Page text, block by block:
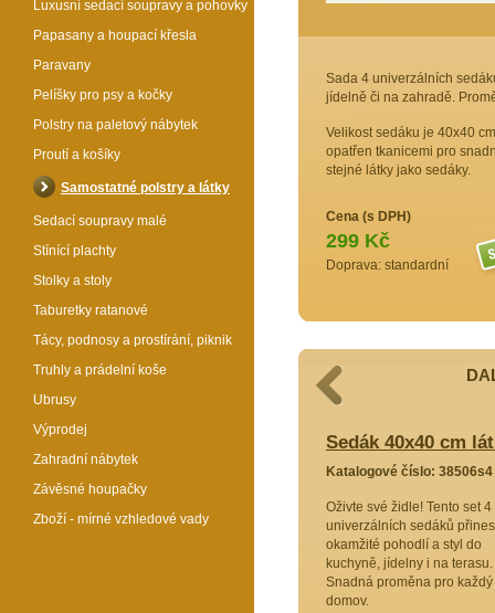
Sada 4 univerzálních
jídelně či na zahradě.
Velikost sedáku je 40x40
opatřen tkanicemi pro
stejné látky jako sedáky.
Cena (s DPH)
299 Kč
Doprava: standardní
látka žlutý melír - set 4 kusy Sedák 40x40 cm
Katalogové číslo: 38506s4
Oživte své židle! Tento set 4
univerzálních sedáků
okamžité pohodlí a styl do
kuchyně, jídelny i na terasu.
Snadná proměna pro každý
domov.
Luxusní sedací soupravy a pohovky
Papasany a houpací křesla
Paravany
Pelíšky pro psy a kočky
Polstry na paletový nábytek
Proutí a košíky
Samostatné polstry a látky
Sedací soupravy malé
Stínící plachty
Stolky a stoly
Taburetky ratanové
Tácy, podnosy a prostírání, piknik
Truhly a prádelní koše
Ubrusy
Výprodej
Zahradní nábytek
Závěsné houpačky
Zboží - mírné vzhledové vady